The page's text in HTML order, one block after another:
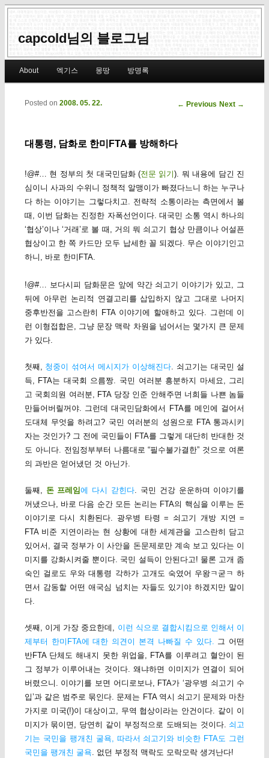
capcold님의 블로그님
Skip to primary content
Skip to secondary content
About 엑기스 몽땅 방명록
Post navigation
← Previous Next →
대통령, 담화로 한미FTA를 방해하다
Posted on 2008. 05. 22.
!@#… 현 정부의 첫 대국민담화 (전문 읽기). 뭐 내용에 담긴 진
심이니 사과의 수위니 정책적 알맹이가 빠졌다느니 하는 누구나
다 하는 이야기는 그렇다치고. 전략적 소통이라는 측면에서 볼
때, 이번 담화는 진정한 자폭선언이다. 대국민 소통 역시 하나의
‘협상’이나 ‘거래’로 볼 때, 거의 뭐 쇠고기 협상 만큼이나 어설픈
협상이고 한 쪽 카드만 모두 납세한 꼴 되겠다. 무슨 이야기인고
하니, 바로 한미FTA.
!@#… 보다시피 담화문은 앞에 약간 쇠고기 이야기가 있고, 그
뒤에 아무런 논리적 연결고리를 삽입하지 않고 그대로 나머지
중후반전을 고스란히 FTA 이야기에 할애하고 있다. 그런데 이
런 이형접합은, 그냥 문장 맥락 차원을 넘어서는 몇가지 큰 문제
가 있다.
첫째, 청중이 섞여서 메시지가 이상해진다. 쇠고기는 대국민 설
득, FTA는 대국회 으름짱. 국민 여러분 흥분하지 마세요, 그리
고 국회의원 여러분, FTA 당장 인준 안해주면 너희들 나쁜 놈들
만들어버릴꺼야. 그런데 대국민담화에서 FTA를 메인에 걸어서
도대체 무엇을 하려고? 국민 여러분의 성원으로 FTA 통과시키
자는 것인가? 그 전에 국민들이 FTA를 그렇게 대단히 반대한 것
도 아니다. 전임정부부터 나름대로 “필수불가결한” 것으로 여론
의 과반은 얻어냈던 것 아닌가.
둘째, 돈 프레임에 다시 갇힌다 . 국민 건강 운운하며 이야기를
꺼냈으나, 바로 다음 순간 모든 논리는 FTA의 핵심을 이루는 돈
이야기로 다시 치환된다. 광우병 타령 = 쇠고기 개방 지연 =
FTA 비준 지연이라는 현 상황에 대한 세계관을 고스란히 담고
있어서, 결국 정부가 이 사안을 돈문제로만 계속 보고 있다는 이
미지를 강화시켜줄 뿐이다. 국민 설득이 안된다고! 물론 고개 좀
숙인 걸로도 우와 대통령 각하가 고개도 숙였어 우왕ㅋ굳ㅋ 하
면서 감동할 어떤 애국심 넘치는 자들도 있기야 하겠지만 말이
다.
셋째, 이게 가장 중요한데, 이런 식으로 결합시킴으로 인해서 이
제부터 한미FTA에 대한 의견이 본격 나빠질 수 있다. 그 어떤
반FTA 단체도 해내지 못한 위업을, FTA를 이루려고 혈안이 된
그 정부가 이루어내는 것이다. 왜냐하면 이미지가 연결이 되어
버렸으니. 이야기를 보면 어디로보나, FTA가 ‘광우병 쇠고기 수
입’과 같은 범주로 묶인다. 문제는 FTA 역시 쇠고기 문제와 마찬
가지로 미국(!)이 대상이고, 무역 협상이라는 안건이다. 같이 이
미지가 묶이면, 당연히 같이 부정적으로 도배되는 것이다. 쇠고
기는 국민을 팽개친 굴욕, 따라서 쇠고기와 비슷한 FTA도 그런
국민을 팽개친 굴욕. 없던 부정적 맥락도 모락모락 생겨난다!